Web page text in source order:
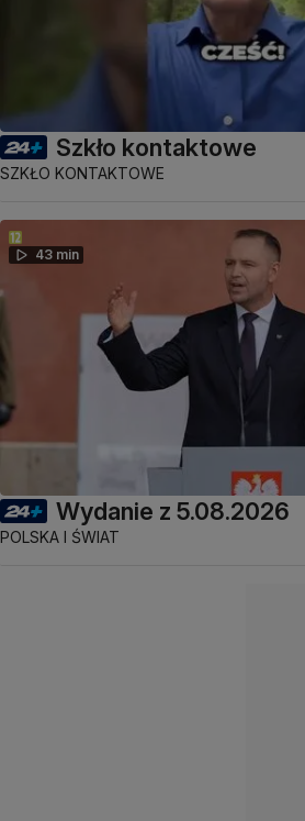
Szkło kontaktowe
SZKŁO KONTAKTOWE
43 min
Wydanie z 5.08.2026
POLSKA I ŚWIAT